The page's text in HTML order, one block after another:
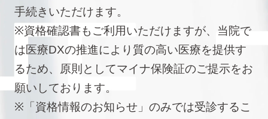
手続きいただけます。
※資格確認書もご利用いただけますが、当院で
は医療DXの推進により質の高い医療を提供す
るため、原則としてマイナ保険証のご提示をお
願いしております。
※「資格情報のお知らせ」のみでは受診するこ